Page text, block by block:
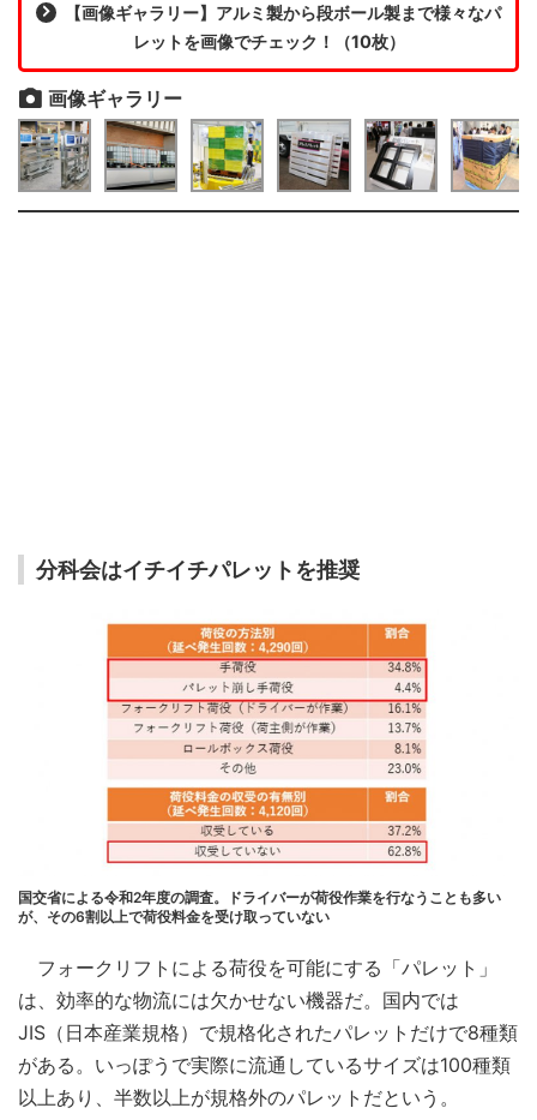
【画像ギャラリー】アルミ製から段ボール製まで様々なパ
レットを画像でチェック！（10枚）
画像ギャラリー
分科会はイチイチパレットを推奨
国交省による令和2年度の調査。ドライバーが荷役作業を行なうことも多い
が、その6割以上で荷役料金を受け取っていない
フォークリフトによる荷役を可能にする「パレット」
は、効率的な物流には欠かせない機器だ。国内では
JIS（日本産業規格）で規格化されたパレットだけで8種類
がある。いっぽうで実際に流通しているサイズは100種類
以上あり、半数以上が規格外のパレットだという。